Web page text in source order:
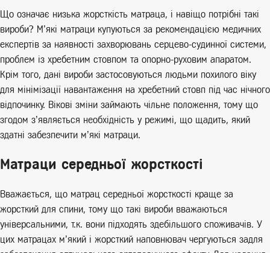
Що означає низька жорсткість матраца, і навіщо потрібні такі
вироби? М’які матраци купуються за рекомендацією медичних
експертів за наявності захворювань серцево-судинної системи,
проблем із хребетним стовпом та опорно-руховим апаратом.
Крім того, дані вироби застосовуються людьми похилого віку
для мінімізації навантаження на хребетний стовп під час нічного
відпочинку. Вікові зміни займають чільне положення, тому що
згодом з’являється необхідність у режимі, що щадить, який
здатні забезпечити м’які матраци.
Матраци середньої жорсткості
Вважається, що матрац середньої жорсткості краще за
жорсткий для спини, тому що такі вироби вважаються
універсальними, т.к. вони підходять здебільшого споживачів. У
цих матрацах м’який і жорсткий наповнювач чергуються задля